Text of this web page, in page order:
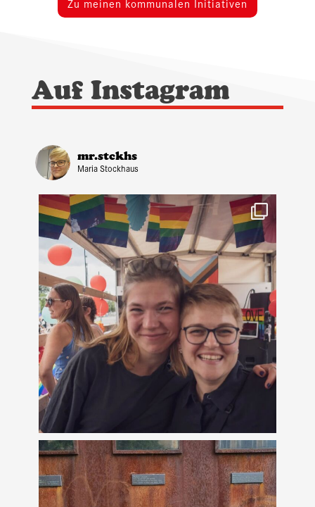
Zu meinen kommunalen Initiativen
Auf Instagram
mr.stckhs
Maria Stockhaus